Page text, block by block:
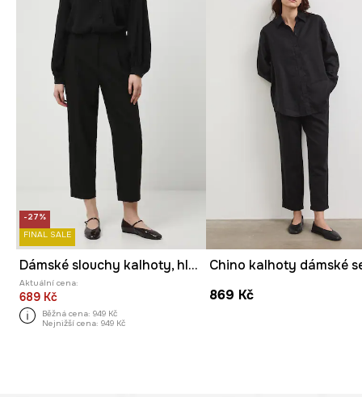
-27%
FINAL SALE
Dámské slouchy kalhoty, hladký povrch
Aktuální cena:
689 Kč
Běžná cena: 949 Kč
Nejnižší cena: 949 Kč
869 Kč